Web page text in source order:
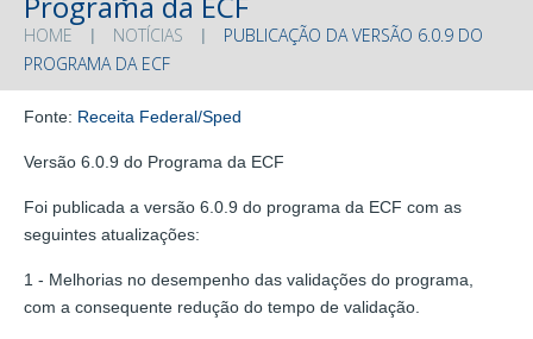
HOME NOTÍCIAS
PUBLICAÇÃO DA VERSÃO 6.0.9 DO
PROGRAMA DA ECF
Fonte: Receita Federal/Sped
Versão 6.0.9 do Programa da ECF
Foi publicada a versão 6.0.9 do programa da ECF com as
seguintes atualizações:
1 - Melhorias no desempenho das validações do programa,
com a consequente redução do tempo de validação.